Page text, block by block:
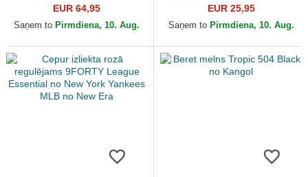
EUR 64,95
Saņem to Pirmdiena, 10. Aug.
Essential no New York
Yankees MLB no New Era
EUR 25,95
Saņem to Pirmdiena, 10. Aug.